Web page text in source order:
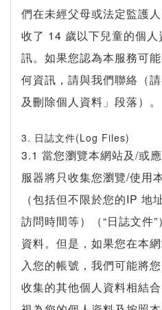
們在未經父母或法定監護
收了 14 歲以下兒童的個
訊。如果您認為本服務可
何資訊，請與我們聯絡（
及刪除個人資料」段落）。
3. 日誌文件(Log Files)
3.1 當您瀏覽本網站及/或
服器將只收集您瀏覽/使用
（包括但不限於您的IP 地
訪問時間等）（“日誌文件
資料。但是，如果您在本
入您的帳號，我們可能將
收集的其他個人資料相結